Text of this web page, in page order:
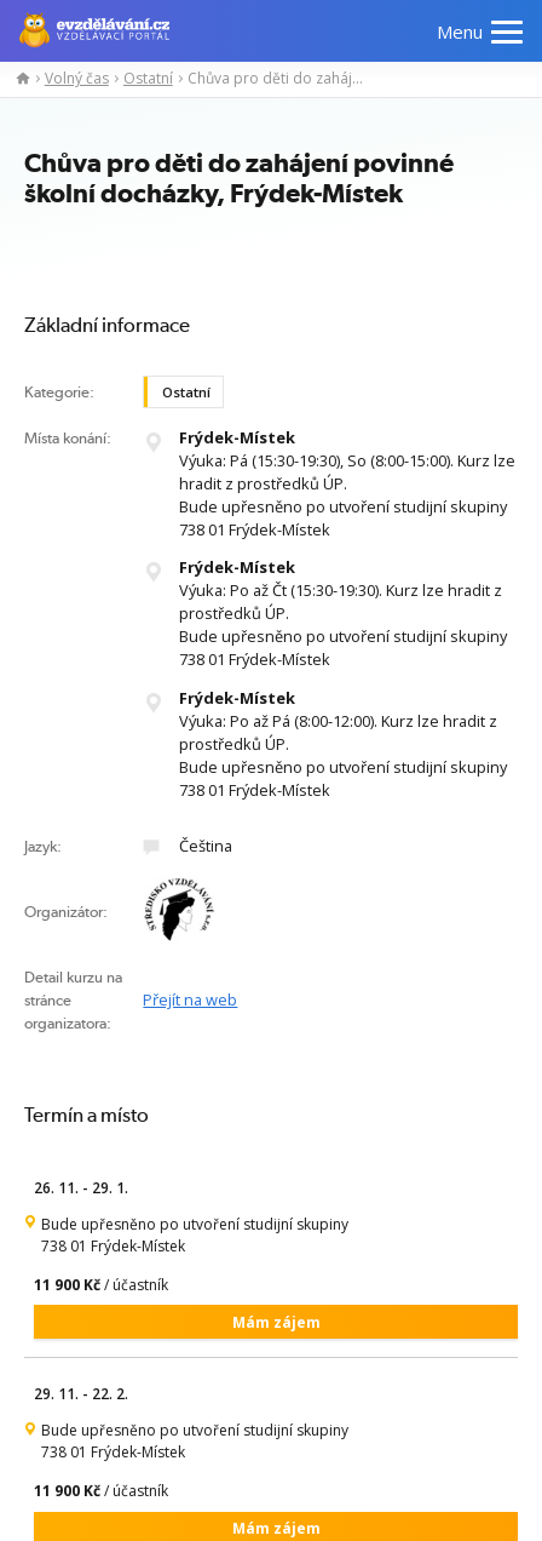
Menu
Manažerské
Odborné
Volný čas Ostatní Chůva pro děti do zahájení povinné školní docházky, Frýdek-Místek
Chůva pro děti do zahájení povinné
školní docházky, Frýdek-Místek
Základní informace
Kategorie: Ostatní
Místa konání:
Frýdek-Místek
Výuka: Pá (15:30-19:30), So (8:00-15:00). Kurz lze
hradit z prostředků ÚP.
Bude upřesněno po utvoření studijní skupiny
738 01 Frýdek-Místek
Frýdek-Místek
Výuka: Po až Čt (15:30-19:30). Kurz lze hradit z
prostředků ÚP.
Bude upřesněno po utvoření studijní skupiny
738 01 Frýdek-Místek
Frýdek-Místek
Výuka: Po až Pá (8:00-12:00). Kurz lze hradit z
prostředků ÚP.
Bude upřesněno po utvoření studijní skupiny
738 01 Frýdek-Místek
Jazyk: Čeština
Organizátor:
Detail kurzu na
stránce
organizatora:
Přejít na web
Termín a místo
26. 11. - 29. 1.
Bude upřesněno po utvoření studijní skupiny
738 01 Frýdek-Místek
11 900 Kč/ účastník
Mám zájem
29. 11. - 22. 2.
Bude upřesněno po utvoření studijní skupiny
738 01 Frýdek-Místek
11 900 Kč/ účastník
Mám zájem